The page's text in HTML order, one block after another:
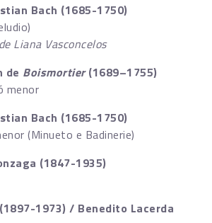
Bach (1685-1750)
Liana Vasconcelos
de Boismortier(1689–1755)
menor
Bach (1685-1750)
(Minueto e Badinerie)
(1847-1935)
1973) / Benedito Lacerda